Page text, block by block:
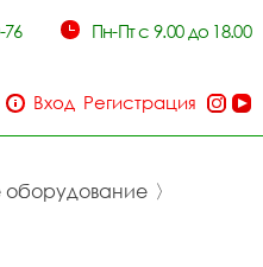
76 Пн-Пт с 9.00 до 18.00
Вход Регистрация
оборудование 〉